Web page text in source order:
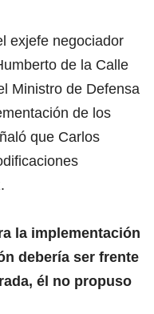
exjefe negociador
de la Calle
Ministro de Defensa
de los
que Carlos
la implementación
debería ser frente
él no propuso